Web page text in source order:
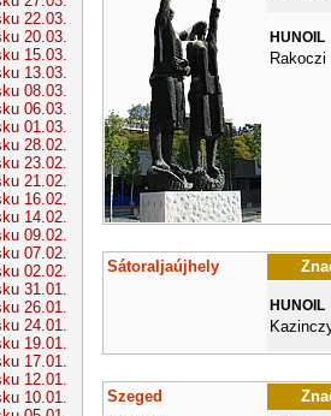
22.03.
20.03.
15.03.
13.03.
08.03.
06.03.
01.03.
28.02.
23.02.
21.02.
16.02.
14.02.
09.02.
07.02.
02.02.
31.01.
26.01.
24.01.
19.01.
17.01.
12.01.
10.01.
HUNOIL
Rakoczi
Sátoraljaújhely
HUNOIL
Szeged